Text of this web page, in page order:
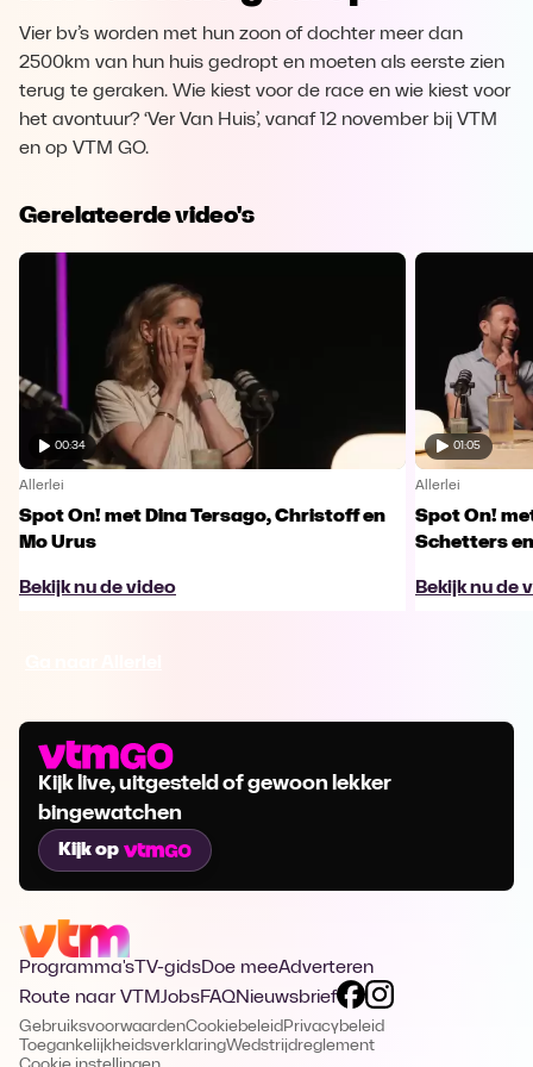
Vier bv’s worden met hun zoon of dochter meer dan
2500km van hun huis gedropt en moeten als eerste zien
terug te geraken. Wie kiest voor de race en wie kiest voor
het avontuur? ‘Ver Van Huis’, vanaf 12 november bij VTM
en op VTM GO.
Gerelateerde video's
00:34
Allerlei
Spot On! met Dina Tersago, Christoff en
Mo Urus
Bekijk nu de video
01:05
Allerlei
Spot On!
Schetters
Bekijk nu de
Kijk live, uitgesteld of gewoon lekker
bingewatchen
Kijk op
Programma's TV-gidsDoe meeAdverteren
Route naar VTMJobsFAQNieuwsbrief
GebruiksvoorwaardenCookiebeleid Privacybeleid
ToegankelijkheidsverklaringWedstrijdreglement